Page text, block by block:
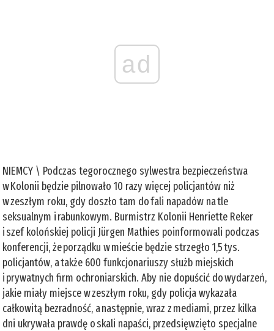
ad
NIEMCY \ Podczas tegorocznego sylwestra bezpieczeństwa
w Kolonii będzie pilnowało 10 razy więcej policjantów niż
w zeszłym roku, gdy doszło tam do fali napadów na tle
seksualnym i rabunkowym. Burmistrz Kolonii Henriette Reker
i szef kolońskiej policji Jürgen Mathies poinformowali podczas
konferencji, że porządku w mieście będzie strzegło 1,5 tys.
policjantów, a także 600 funkcjonariuszy służb miejskich
i prywatnych firm ochroniarskich. Aby nie dopuścić do wydarzeń,
jakie miały miejsce w zeszłym roku, gdy policja wykazała
całkowitą bezradność, a następnie, wraz z mediami, przez kilka
dni ukrywała prawdę o skali napaści, przedsięwzięto specjalne